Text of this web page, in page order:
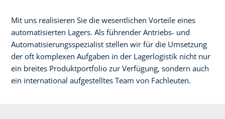
Mit uns realisieren Sie die wesentlichen Vorteile eines
automatisierten Lagers. Als führender Antriebs- und
Automatisierungsspezialist stellen wir für die Umsetzung
der oft komplexen Aufgaben in der Lagerlogistik nicht nur
ein breites Produktportfolio zur Verfügung, sondern auch
ein international aufgestelltes Team von Fachleuten. ​